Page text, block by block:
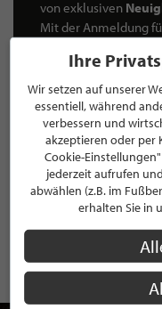
von exklusiven
Mit der Anmeldung
ist jederzeit möglich.
Mit der Anmeldung an
Ihre
Wir setzen auf unserer
essentiell, während
verbessern und
akzeptieren oder per
Cookie-
jederzeit aufrufen
abwählen (z.B. im
erhalten Sie in